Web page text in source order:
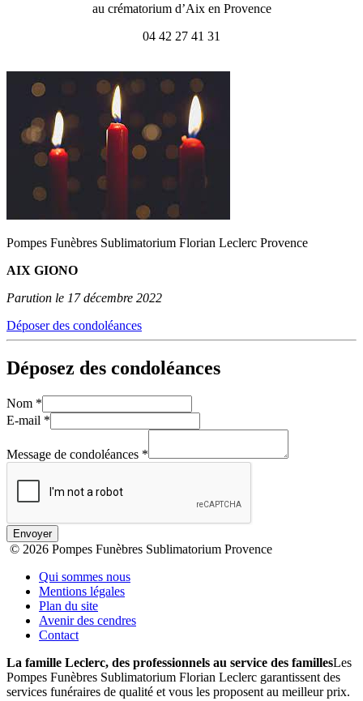
au crématorium d’Aix en Provence
04 42 27 41 31
Pompes Funèbres Sublimatorium Florian Leclerc Provence
AIX GIONO
Parution le 17 décembre 2022
Déposer des condoléances
Déposez des condoléances
Nom *
E-mail *
Message de condoléances *
Envoyer
© 2026 Pompes Funèbres Sublimatorium Provence
Qui sommes nous
Mentions légales
Plan du site
Avenir des cendres
Contact
La famille Leclerc, des professionnels au service des famillesLes
Pompes Funèbres Sublimatorium Florian Leclerc garantissent des
services funéraires de qualité et vous les proposent au meilleur prix.